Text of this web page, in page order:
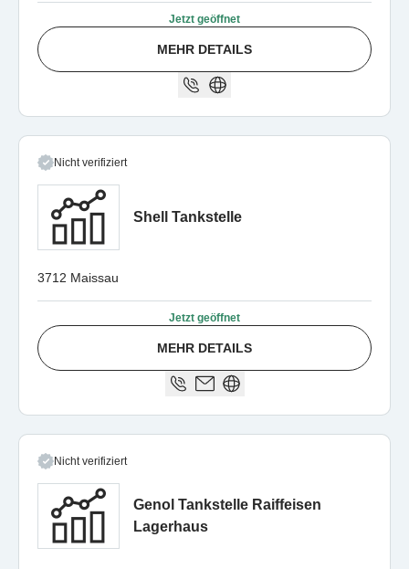
Jetzt geöffnet
MEHR DETAILS
Nicht verifiziert
Shell Tankstelle
3712 Maissau
Jetzt geöffnet
MEHR DETAILS
Nicht verifiziert
Genol Tankstelle Raiffeisen
Lagerhaus